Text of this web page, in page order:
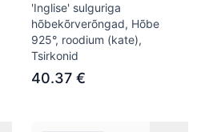
'Inglise' sulguriga
hõbekõrverõngad, Hõbe
925°, roodium (kate),
Tsirkonid
40.37 €